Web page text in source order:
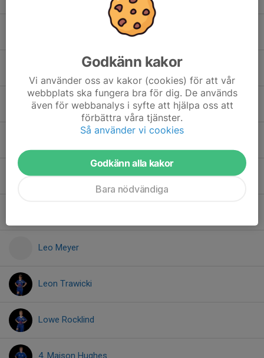
Jacob Velasco
Kabeil Tadasse
Kudus Desbele Ghebretnsae
Leo Meyer
Leon Trawicki
Lowe Rocklind
4. Maison Hughes
Godkänn kakor
Vi använder oss av kakor (cookies) för att vår
webbplats ska fungera bra för dig. De används
även för webbanalys i syfte att hjälpa oss att
förbättra våra tjänster.
Så använder vi cookies
Godkänn alla kakor
Bara nödvändiga